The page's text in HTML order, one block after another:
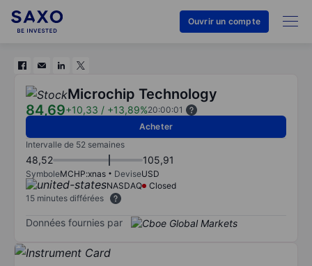
Ouvrir un compte
Microchip Technology
84,69+10,33 / +13,89%20:00:01
Acheter
Intervalle de 52 semaines
48,52 105,91
SymboleMCHP:xnas DeviseUSD
NASDAQ
Closed
15 minutes différées
Données fournies par